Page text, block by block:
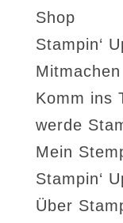
Shop
Stampin‘
Mitmachen
Komm ins
werde
Mein
Stampin‘
Über